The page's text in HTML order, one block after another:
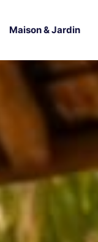
Maison & Jardin